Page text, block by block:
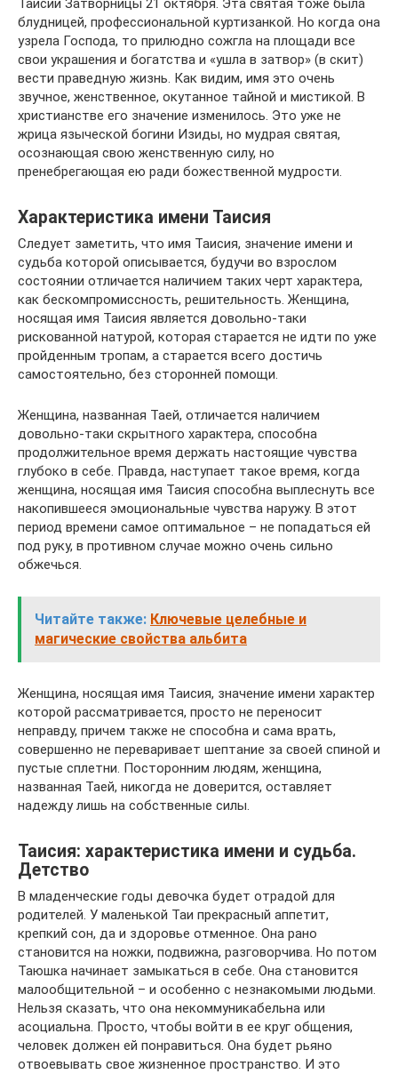
Таисии Затворницы 21 октября. Эта святая тоже была
блудницей, профессиональной куртизанкой. Но когда она
узрела Господа, то прилюдно сожгла на площади все
свои украшения и богатства и «ушла в затвор» (в скит)
вести праведную жизнь. Как видим, имя это очень
звучное, женственное, окутанное тайной и мистикой. В
христианстве его значение изменилось. Это уже не
жрица языческой богини Изиды, но мудрая святая,
осознающая свою женственную силу, но
пренебрегающая ею ради божественной мудрости.
Характеристика имени Таисия
Следует заметить, что имя Таисия, значение имени и
судьба которой описывается, будучи во взрослом
состоянии отличается наличием таких черт характера,
как бескомпромиссность, решительность. Женщина,
носящая имя Таисия является довольно-таки
рискованной натурой, которая старается не идти по уже
пройденным тропам, а старается всего достичь
самостоятельно, без сторонней помощи.
Женщина, названная Таей, отличается наличием
довольно-таки скрытного характера, способна
продолжительное время держать настоящие чувства
глубоко в себе. Правда, наступает такое время, когда
женщина, носящая имя Таисия способна выплеснуть все
накопившееся эмоциональные чувства наружу. В этот
период времени самое оптимальное – не попадаться ей
под руку, в противном случае можно очень сильно
обжечься.
Читайте также: Ключевые целебные и
магические свойства альбита
Женщина, носящая имя Таисия, значение имени характер
которой рассматривается, просто не переносит
неправду, причем также не способна и сама врать,
совершенно не переваривает шептание за своей спиной и
пустые сплетни. Посторонним людям, женщина,
названная Таей, никогда не доверится, оставляет
надежду лишь на собственные силы.
Таисия: характеристика имени и судьба.
Детство
В младенческие годы девочка будет отрадой для
родителей. У маленькой Таи прекрасный аппетит,
крепкий сон, да и здоровье отменное. Она рано
становится на ножки, подвижна, разговорчива. Но потом
Таюшка начинает замыкаться в себе. Она становится
малообщительной – и особенно с незнакомыми людьми.
Нельзя сказать, что она некоммуникабельна или
асоциальна. Просто, чтобы войти в ее круг общения,
человек должен ей понравиться. Она будет рьяно
отвоевывать свое жизненное пространство. И это